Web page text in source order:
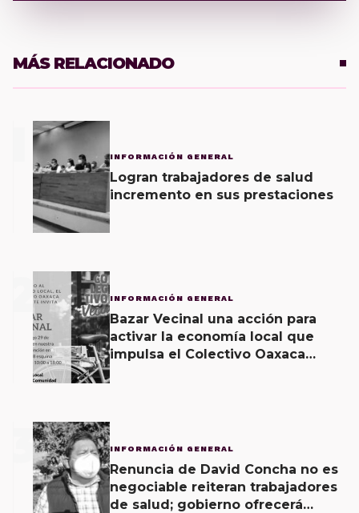
MÁS RELACIONADO
INFORMACIÓN GENERAL
Logran trabajadores de salud
incremento en sus prestaciones
2 INFORMACIÓN GENERAL
Bazar Vecinal una acción para
activar la economía local que
impulsa el Colectivo Oaxaca
3 INFORMACIÓN GENERAL
Renuncia de David Concha no es
negociable reiteran trabajadores
de salud; gobierno ofrecerá